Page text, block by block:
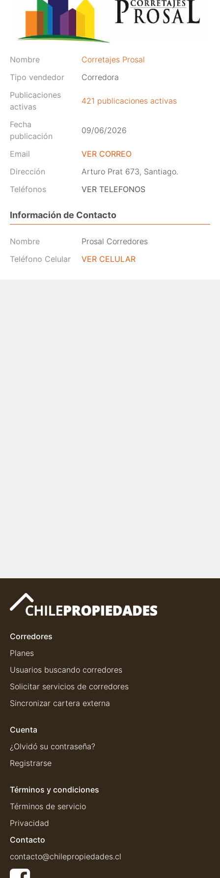
Nombre
Corretajes Prosal
Tipo vendedor
Corredora
Publicaciones
activas
421 publicaciones activas
Fecha
publicación
09/06/2026
Email
VER CORREO
Dirección
Arturo Prat 673, Santiago.
Teléfonos
VER TELEFONOS
Información de Contacto
Nombre
Prosal Corredores
Teléfono Celular
VER CELULAR
Corredores
Planes
Usuarios buscando corredores
Solicitar servicios de corredores
Sincronizar cartera externa
Cuenta
¿Olvidó su contraseña?
Registrarse
Términos y condiciones
Términos de servicio
Privacidad
Contacto
contacto@chilepropiedades.cl